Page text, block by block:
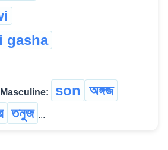
gasha
son অঙ্গজ
তনুজ ...